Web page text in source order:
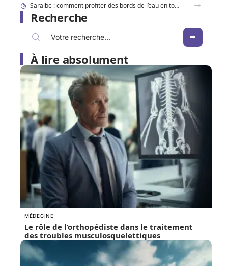
Saralbe : comment profiter des bords de l’eau en toute saison ?
Recherche
À lire absolument
MÉDECINE
Le rôle de l’orthopédiste dans le traitement
des troubles musculosquelettiques